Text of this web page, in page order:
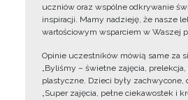
uczniów oraz wspólne odkrywanie
inspiracji. Mamy nadzieję, że nasze
wartościowym wsparciem w Waszej
Opinie uczestników mówią same za
„Byliśmy – świetne zajęcia,
plastyczne. Dzieci były zachwycone,
„Super zajęcia, pełne ciekawostek i